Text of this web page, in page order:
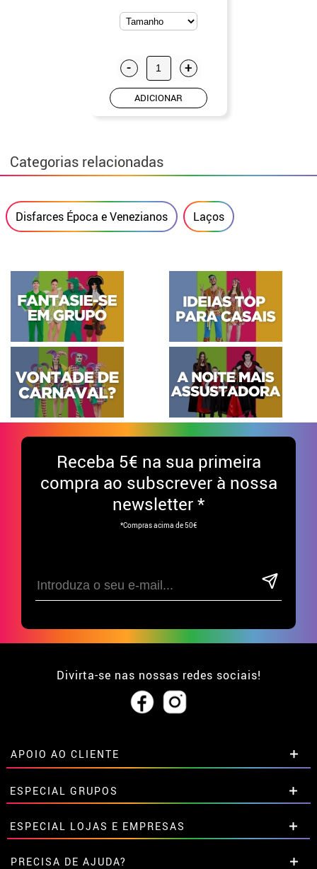
- +
ADICIONAR
Categorias relacionadas
Disfarces Época e Venezianos Laços
Receba 5€ na sua primeira
compra ao subscrever à nossa
newsletter *
*Compras acima de 50€
Divirta-se nas nossas redes sociais!
APOIO AO CLIENTE
• Sobre nós
• Condições de venda
• Aviso legal ePrivacidade
• Atendimento ao cliente
• Utilização de cookies
ESPECIAL GRUPOS
Descontos especiais para grupos.
Entre em contato connosco aqui
ESPECIAL LOJAS E EMPRESAS
Descontos especiais para grupos.
PRECISA DE AJUDA?